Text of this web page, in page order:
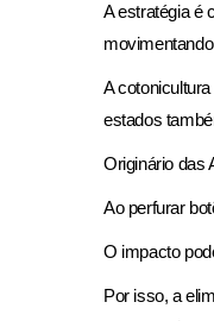
A estratégia é
A
estados
Originário das
Ao perfurar
O impacto
Por isso, a